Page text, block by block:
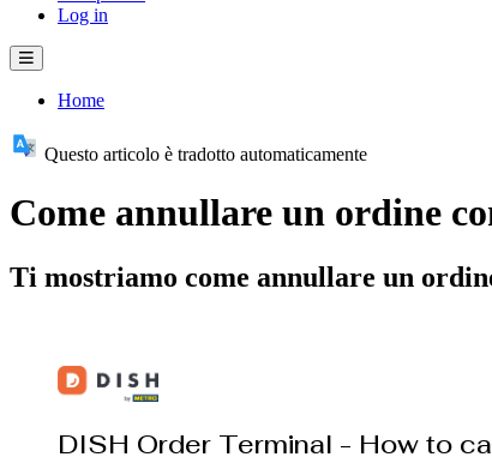
Log in
Home
Questo articolo è tradotto automaticamente
Come annullare un ordine
Ti mostriamo come annullare un